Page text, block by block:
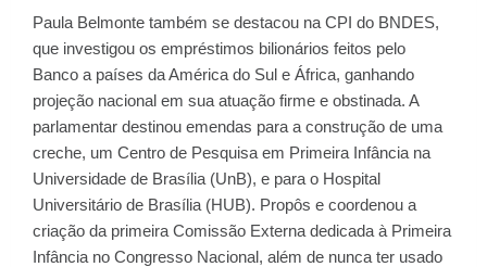
Paula Belmonte também se destacou na CPI do BNDES,
que investigou os empréstimos bilionários feitos pelo
Banco a países da América do Sul e África, ganhando
projeção nacional em sua atuação firme e obstinada. A
parlamentar destinou emendas para a construção de uma
creche, um Centro de Pesquisa em Primeira Infância na
Universidade de Brasília (UnB), e para o Hospital
Universitário de Brasília (HUB). Propôs e coordenou a
criação da primeira Comissão Externa dedicada à Primeira
Infância no Congresso Nacional, além de nunca ter usado